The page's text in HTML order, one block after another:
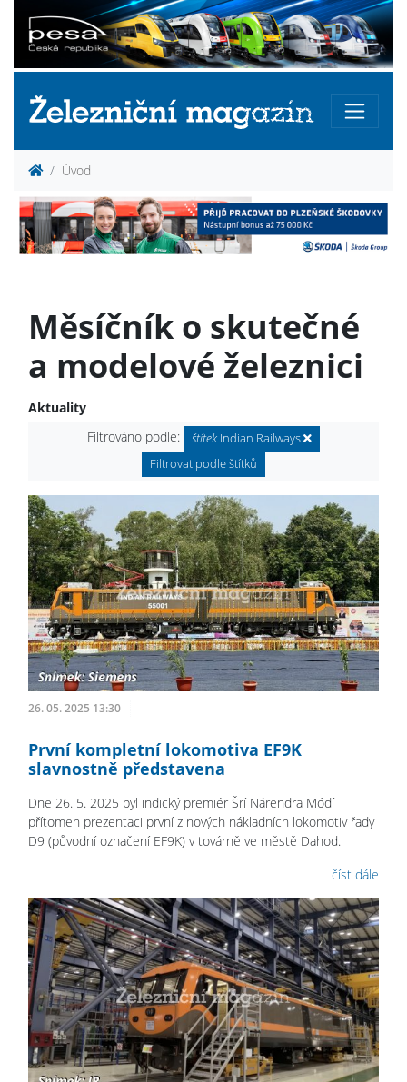
Úvod
Měsíčník o skutečné
a modelové železnici
Aktuality
Filtrováno podle:
štítek Indian Railways
Filtrovat podle štítků
26. 05. 2025 13:30
První kompletní lokomotiva EF9K
slavnostně představena
Dne 26. 5. 2025 byl indický premiér Šrí Nárendra Módí
přítomen prezentaci první z nových nákladních lokomotiv řady
D9 (původní označení EF9K) v továrně ve městě Dahod.
číst dále